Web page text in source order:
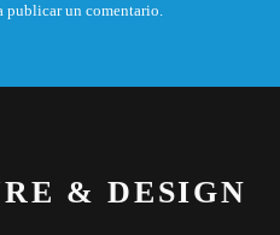
publicar un comentario.
& DESIGN